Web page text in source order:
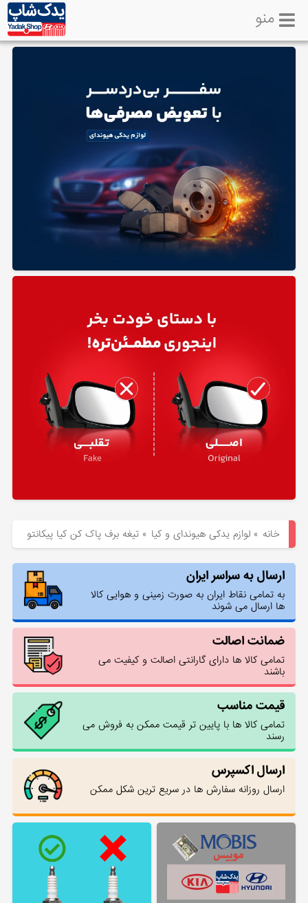
لوازم
منو
خانه »لوازم یدکی هیوندای و کیا »تیغه برف پاک کن کیا پیکانتو
ارسال به سراسر ایران
به تمامی نقاط ایران به صورت زمینی و هوایی کالا
ها ارسال می شوند
ضمانت اصالت
تمامی کالا ها دارای گارانتی اصالت و کیفیت می
باشند
قیمت مناسب
تمامی کالا ها با پایین تر قیمت ممکن به فروش می
رسند
ارسال اکسپرس
ارسال روزانه سفارش ها در سریع ترین شکل ممکن